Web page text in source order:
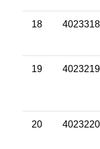
18 4023318
19 4023219
20 4023220